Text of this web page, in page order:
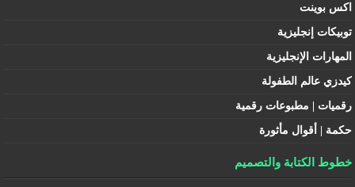
اكس بوينت
توبيكات إنجليزية
المهارات الإنجليزية
كيدزي عالم الطفولة
رقميات | مطبوعات رقمية
حكمة | أقوال مأثورة
خطوط الكتابة والتصميم